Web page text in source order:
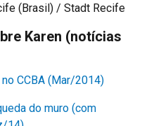
(Brasil) / Stadt Recife
Karen (notícias
CCBA (Mar/2014)
do muro (com